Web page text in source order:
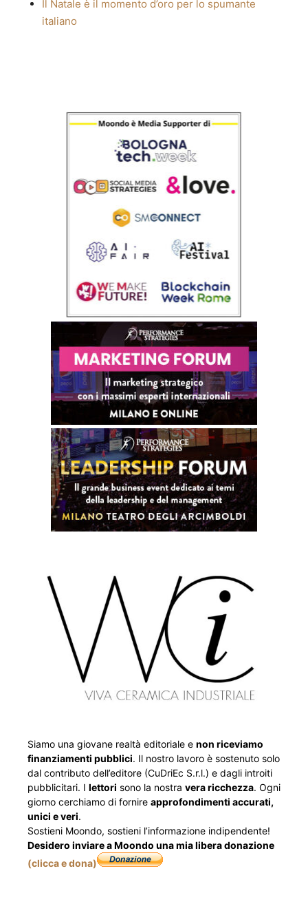
Il Natale è il momento d’oro per lo spumante
italiano
Siamo una giovane realtà editoriale e non riceviamo
finanziamenti pubblici. Il nostro lavoro è sostenuto solo
dal contributo dell’editore (CuDriEc S.r.l.) e dagli introiti
pubblicitari. I lettori sono la nostra vera ricchezza. Ogni
giorno cerchiamo di fornire approfondimenti accurati,
unici e veri.
Sostieni Moondo, sostieni l’informazione indipendente!
Desidero inviare a Moondo una mia libera donazione
(clicca e dona)